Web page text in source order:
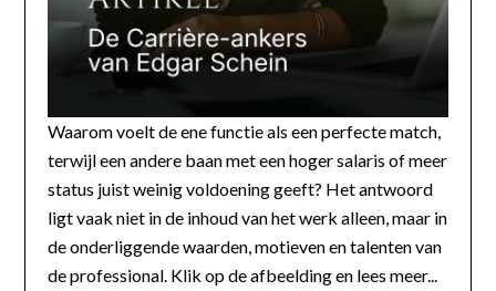
Waarom voelt de ene functie als een perfecte match,
terwijl een andere baan met een hoger salaris of meer
status juist weinig voldoening geeft? Het antwoord
ligt vaak niet in de inhoud van het werk alleen, maar in
de onderliggende waarden, motieven en talenten van
de professional. Klik op de afbeelding en lees meer...